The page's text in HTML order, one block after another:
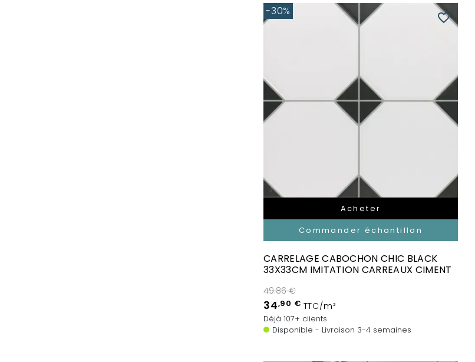
Acheter
Commander échantillon
favorite_border
CARRELAGE CABOCHON CHIC BLACK
33X33CM IMITATION CARREAUX CIMENT
49.86 €
34,90 € TTC/m²
Déjà 107+ clients
Disponible - Livraison 3-4 semaines
-30%